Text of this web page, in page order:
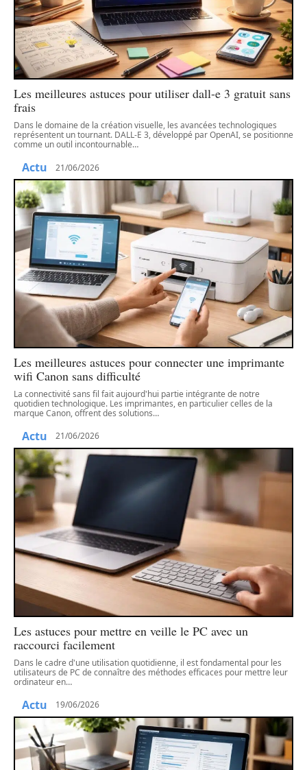
Les meilleures astuces pour utiliser dall-e 3 gratuit sans
frais
Dans le domaine de la création visuelle, les avancées technologiques
représentent un tournant. DALL-E 3, développé par OpenAI, se positionne
comme un outil incontournable…
Actu 21/06/2026
Les meilleures astuces pour connecter une imprimante
wifi Canon sans difficulté
La connectivité sans fil fait aujourd'hui partie intégrante de notre
quotidien technologique. Les imprimantes, en particulier celles de la
marque Canon, offrent des solutions…
Actu 21/06/2026
Les astuces pour mettre en veille le PC avec un
raccourci facilement
Dans le cadre d'une utilisation quotidienne, il est fondamental pour les
utilisateurs de PC de connaître des méthodes efficaces pour mettre leur
ordinateur en…
Actu 19/06/2026